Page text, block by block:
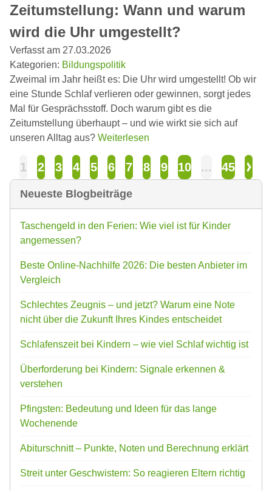
Zeitumstellung: Wann und warum
wird die Uhr umgestellt?
Verfasst am 27.03.2026
Kategorien: Bildungspolitik
Zweimal im Jahr heißt es: Die Uhr wird umgestellt! Ob wir
eine Stunde Schlaf verlieren oder gewinnen, sorgt jedes
Mal für Gesprächsstoff. Doch warum gibt es die
Zeitumstellung überhaupt – und wie wirkt sie sich auf
unseren Alltag aus? Weiterlesen
1 2 3 4 5 6 7 8 9 10 ... 45
Neueste Blogbeiträge
Taschengeld in den Ferien: Wie viel ist für Kinder
angemessen?
Beste Online-Nachhilfe 2026: Die besten Anbieter im
Vergleich
Schlechtes Zeugnis – und jetzt? Warum eine Note
nicht über die Zukunft Ihres Kindes entscheidet
Schlafenszeit bei Kindern – wie viel Schlaf wichtig ist
Überforderung bei Kindern: Signale erkennen &
verstehen
Pfingsten: Bedeutung und Ideen für das lange
Wochenende
Abiturschnitt – Punkte, Noten und Berechnung erklärt
Streit unter Geschwistern: So reagieren Eltern richtig